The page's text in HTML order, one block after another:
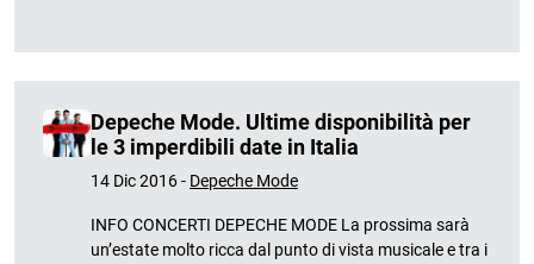
Depeche Mode. Ultime disponibilità per
le 3 imperdibili date in Italia
14 Dic 2016 - Depeche Mode
INFO CONCERTI DEPECHE MODE La prossima sarà
un’estate molto ricca dal punto di vista musicale e tra i